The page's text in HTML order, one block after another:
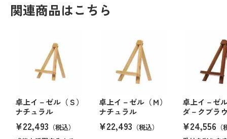
関連商品はこちら
卓上イ－ゼル（Ｓ）
ナチュラル
¥22,493 （税込）
卓上イ－ゼル（Ｍ）
ナチュラル
¥22,493 （税込）
卓上イ－ゼ
ダ－クブラ
¥24,556